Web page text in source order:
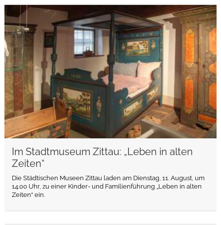
Im Stadtmuseum Zittau: „Leben in alten
Zeiten“
Die Städtischen Museen Zittau laden am Dienstag, 11. August, um
14.00 Uhr, zu einer Kinder- und Familienführung „Leben in alten
Zeiten“ ein.
weiterlesen